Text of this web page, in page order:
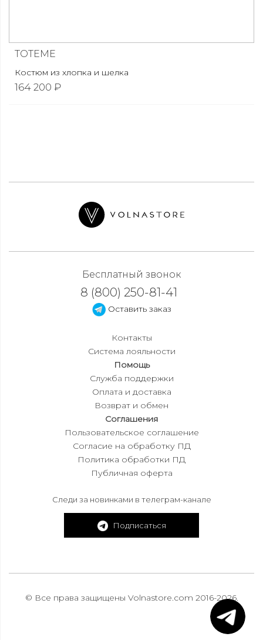
TOTEME
Костюм из хлопка и шелка
164 200 ₽
Бесплатный звонок
8 (800) 250-81-41
Оставить заказ
Контакты
Система лояльности
Помощь
Служба поддержки
Оплата и доставка
Возврат и обмен
Соглашения
Пользовательское соглашение
Согласие на обработку ПД
Политика обработки ПД
Публичная оферта
Следи за новинками в телеграм-канале
Подписаться
© Все права защищены Volnastore.com 2016-2026.